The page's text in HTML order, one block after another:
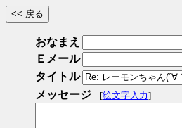
おなまえ
Ｅメール
タイトル
メッセージ
[絵文字入力]